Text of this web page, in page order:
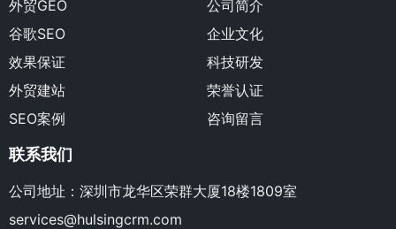
外贸GEO
谷歌SEO
效果保证
外贸建站
SEO案例
公司简介
企业文化
科技研发
荣誉认证
咨询留言
联系我们
公司地址：深圳市龙华区荣群大厦18楼1809室
services@hulsingcrm.com